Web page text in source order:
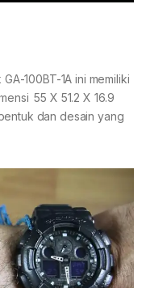
100BT-1A ini memiliki
55 X 51.2 X 16.9
dan desain yang